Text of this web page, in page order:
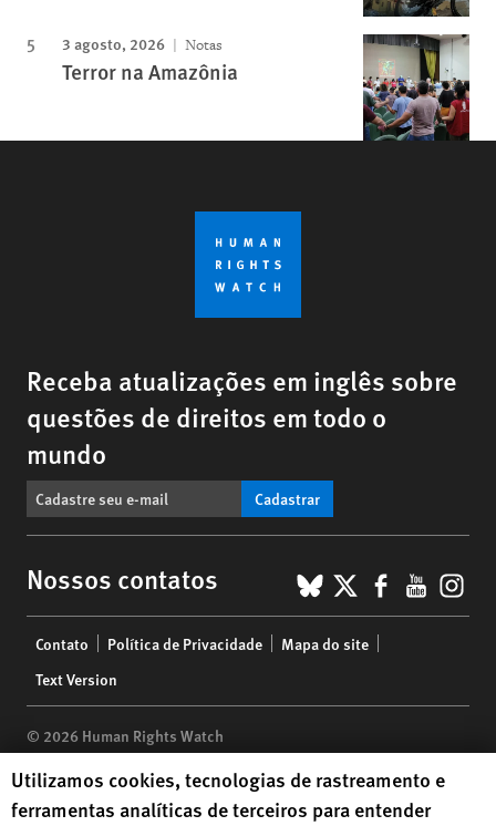
3 agosto, 2026 Notas
Terror na Amazônia
Receba atualizações em inglês sobre
questões de direitos em todo o
mundo
Cadastrar
Nossos contatos BlueSky
X
menu
Contato Política de Privacidade
Mapa do site
Text Version
© 2026 Human Rights Watch
Human Rights Watch| 350 Fifth Avenue, 34th Floor | New York,
10118-3299USA|t1.212.290.4700
Human Rights Watch cookie preferences
Utilizamos cookies, tecnologias de rastreamento e
ferramentas analíticas de terceiros para entender